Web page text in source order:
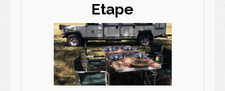
Etape